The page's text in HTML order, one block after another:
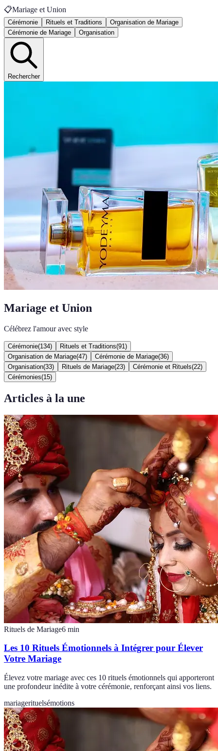
📋Mariage et Union
Cérémonie Rituels et Traditions
Organisation de Mariage
Cérémonie de Mariage
Organisation
Rechercher
Mariage et Union
Célébrez l'amour avec style
Cérémonie(134) Rituels et Traditions(91 )
Organisation de Mariage(47) Cérémonie de Mariage(36)
Organisation(33) Rituels de Mariage(23) Cérémonie et Rituels(22)
Cérémonies(15)
Articles à la une
Rituels de Mariage6 min
Les 10 Rituels Émotionnels à Intégrer pour Élever
Votre Mariage
Élevez votre mariage avec ces 10 rituels émotionnels qui apporteront
une profondeur inédite à votre cérémonie, renforçant ainsi vos liens.
mariagerituelsémotions